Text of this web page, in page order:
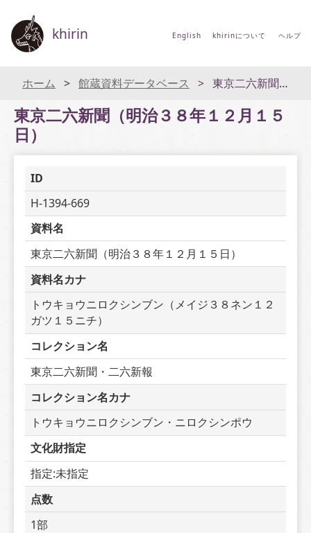
khirin English khirinについて ヘルプ
ホーム 館蔵資料データベース 東京二六新聞（明治３８年１２月１５日）
東京二六新聞（明治３８年１２月１５
日）
ID
H-1394-669
資料名
東京二六新聞（明治３８年１２月１５日）
資料名カナ
トウキョウニロクシンブン（メイジ３８ネン１２
ガツ１５ニチ）
コレクション名
東京二六新聞・二六新報
コレクション名カナ
トウキョウニロクシンブン・ニロクシンポウ
文化財指定
指定:未指定
点数
1部